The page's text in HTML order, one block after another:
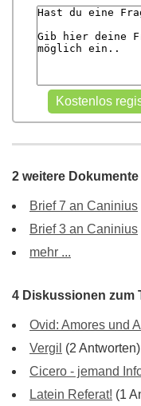
2 weitere
Brief 7 an Caninius
Brief 3 an Caninius
mehr ...
4 Diskussionen zum
Ovid: Amores und
Vergil (2 Antworten)
Cicero - jemand
Latein Referat! (1